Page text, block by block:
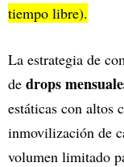
tiempo libre).
La estrategia de
de drops
estáticas con altos
inmovilización de
volumen limitado